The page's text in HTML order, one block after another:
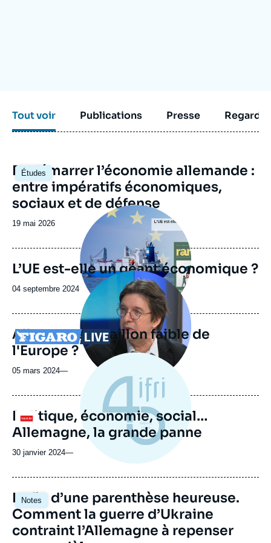
Tout voir Publications Presse
Études
Image
principale
Redémarrer l’économie allemande :
entre impératifs économiques,
sociaux et de défense
Date
publication
19 mai 2026
Image
principale
L’UE est-elle un géant économique ?
Date
publication
04 septembre 2024
Logo
Image
principale
médiatique
Allemagne : maillon faible de
l'Europe ?
05 mars 2024—
Logo
Politique, économie, social…
Allemagne, la grande panne
30 janvier 2024—
Notes
Image
principale
La fin d’une parenthèse heureuse.
Comment la guerre d’Ukraine
contraint l’Allemagne à repenser